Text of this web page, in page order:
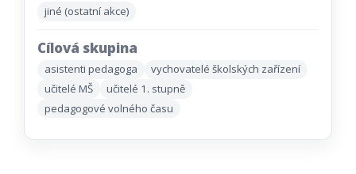
jiné (ostatní akce)
Cílová skupina
asistenti pedagoga
vychovatelé školských zařízení
učitelé MŠ
učitelé 1. stupně
pedagogové volného času